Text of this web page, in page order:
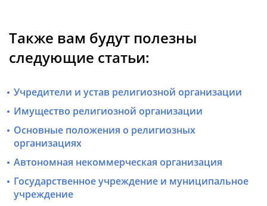
Также вам будут полезны
следующие статьи:
Учредители и устав религиозной организации
Имущество религиозной организации
Основные положения о религиозных
организациях
Автономная некоммерческая организация
Государственное учреждение и муниципальное
учреждение